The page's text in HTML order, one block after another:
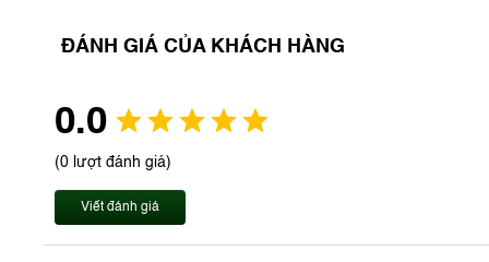
ĐÁNH GIÁ CỦA KHÁCH HÀNG
0.0
(0 lượt đánh giá)
Viết đánh giá